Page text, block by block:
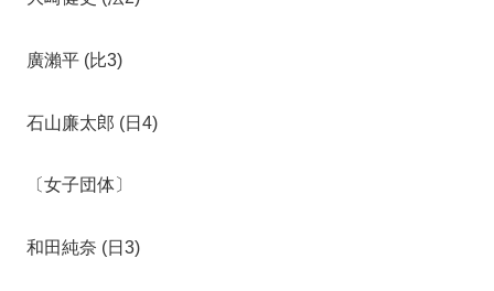
廣瀨平 (比3)
石山廉太郎 (日4)
〔女子団体〕
和田純奈 (日3)